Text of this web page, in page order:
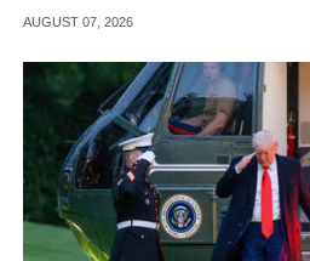
AUGUST 07, 2026